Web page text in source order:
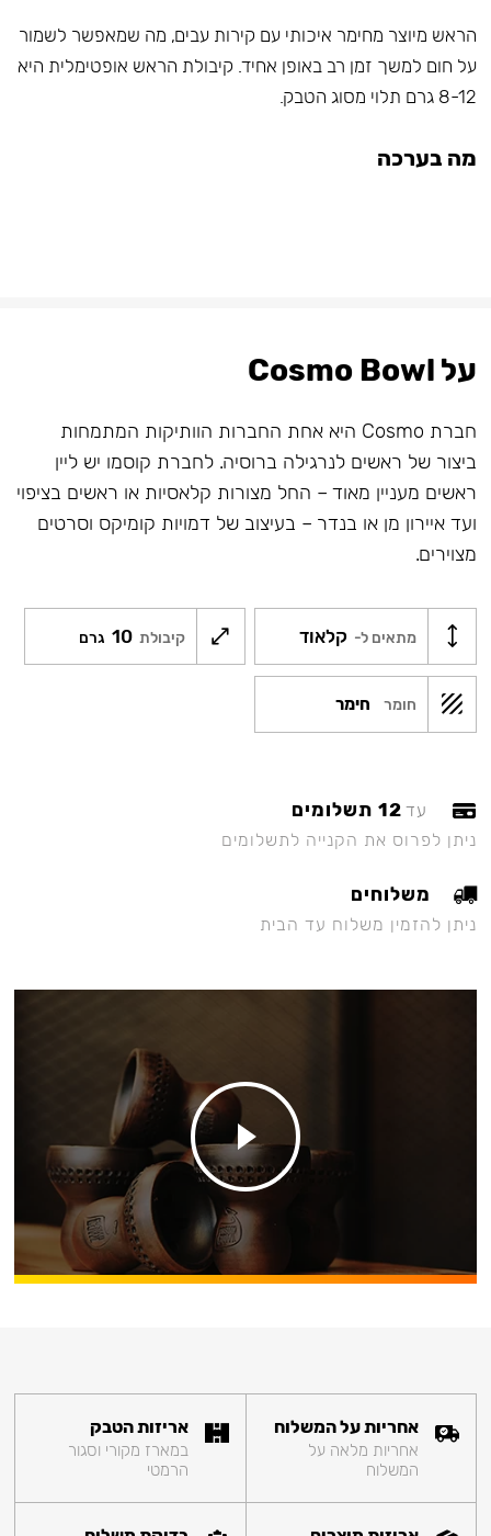
הראש מיוצר מחימר איכותי עם קירות עבים, מה שמאפשר לשמור
על חום למשך זמן רב באופן אחיד. קיבולת הראש אופטימלית היא
8-12 גרם תלוי מסוג הטבק.
מה בערכה
על Cosmo Bowl
חברת Cosmo היא אחת החברות הוותיקות המתמחות
ביצור של ראשים לנרגילה ברוסיה. לחברת קוסמו יש ליין
ראשים מעניין מאוד – החל מצורות קלאסיות או ראשים בציפוי
ועד איירון מן או בנדר – בעיצוב של דמויות קומיקס וסרטים
מצוירים.
מתאים ל- קלאוד קיבולת 10 גרם
חומר חימר
עד 12 תשלומים
ניתן לפרוס את הקנייה לתשלומים
משלוחים
ניתן להזמין משלוח עד הבית
אחריות על המשלוח
אחריות מלאה על
המשלוח
אריזות הטבק
במארז מקורי וסגור
הרמטי